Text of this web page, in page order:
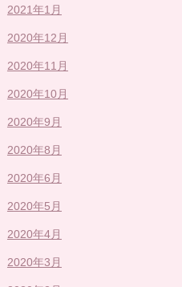
2021年1月
2020年12月
2020年11月
2020年10月
2020年9月
2020年8月
2020年6月
2020年5月
2020年4月
2020年3月